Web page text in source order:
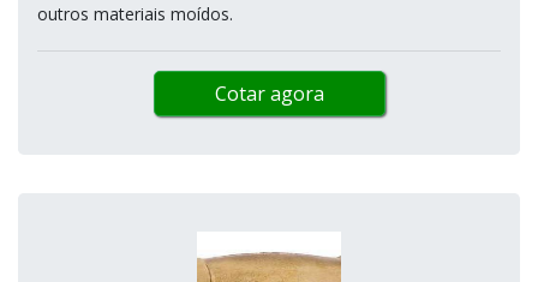
outros materiais moídos.
Cotar agora